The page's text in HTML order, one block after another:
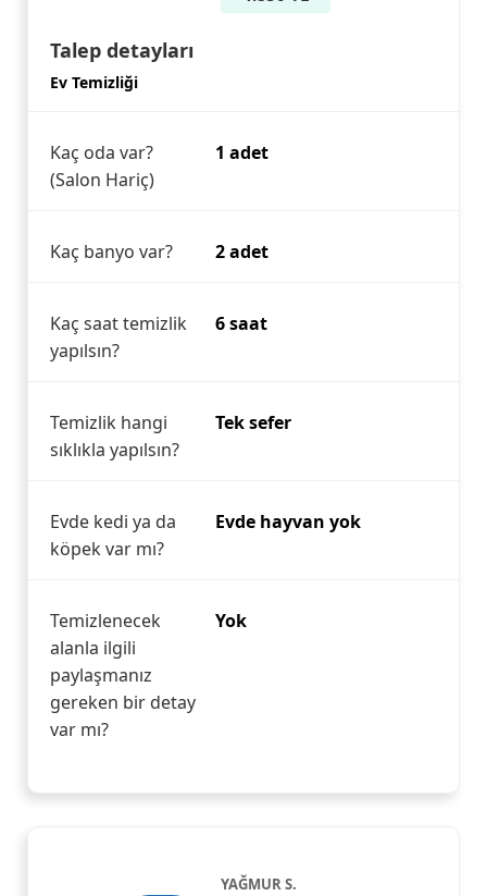
Talep detayları
Ev Temizliği
Kaç oda var?
(Salon Hariç)
1 adet
Kaç banyo var? 2 adet
Kaç saat temizlik
yapılsın?
6 saat
Temizlik hangi
sıklıkla yapılsın?
Tek sefer
Evde kedi ya da
köpek var mı?
Evde hayvan yok
Temizlenecek
alanla ilgili
paylaşmanız
gereken bir detay
var mı?
Yok
YAĞMUR S.